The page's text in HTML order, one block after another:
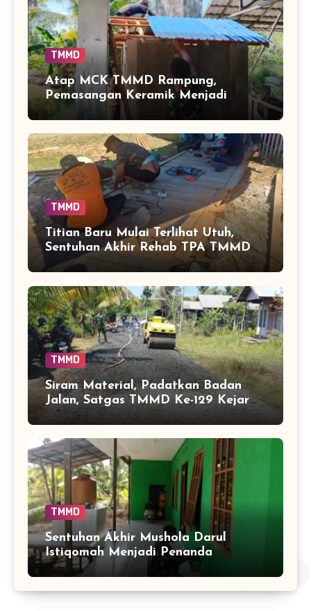
TMMD
Atap MCK TMMD Rampung,
Pemasangan Keramik Menjadi
Sentuhan Akhir Fasilitas Sanitasi di
TMMD
Titian Baru Mulai Terlihat Utuh,
Sentuhan Akhir Rehab TPA TMMD
Perkuat Akses Warga di Tamban
TMMD
Siram Material, Padatkan Badan
Jalan, Satgas TMMD Ke-129 Kejar
Kualitas Akses Desa Tamban
Bangun
TMMD
Sentuhan Akhir Mushola Darul
Istiqomah Menjadi Penanda
Hadirnya Ruang Ibadah yang Lebih
Layak di Tamban Bangun